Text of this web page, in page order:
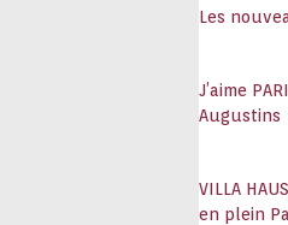
Les
J’aime
Augustins
VILLA
en plein